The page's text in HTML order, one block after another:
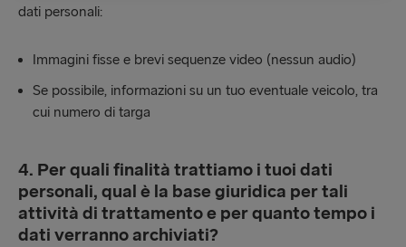
dati personali:
Immagini fisse e brevi sequenze video (nessun audio)
Se possibile, informazioni su un tuo eventuale veicolo, tra
cui numero di targa
4. Per quali finalità trattiamo i tuoi dati
personali, qual è la base giuridica per tali
attività di trattamento e per quanto tempo i
dati verranno archiviati?